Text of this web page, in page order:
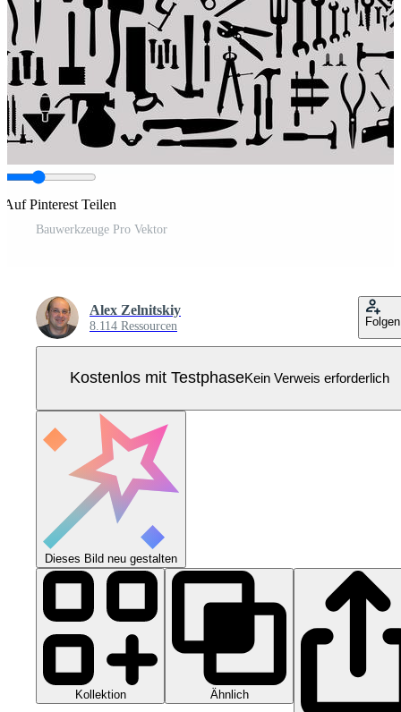
Auf Pinterest Teilen
Bauwerkzeuge Pro Vektor
Alex Zelnitskiy
8.114 Ressourcen Folgen
Kostenlos mit TestphaseKein Verweis erforderlich
Dieses Bild neu gestalten
Kollektion Ähnlich